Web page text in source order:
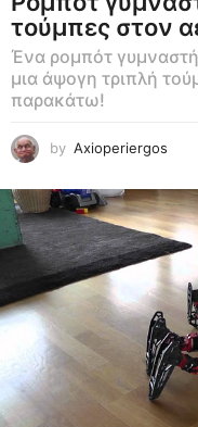
τούμπες στον
Ένα ρομπότ
μια άψογη τριπλή
παρακάτω!
by Axioperiergos